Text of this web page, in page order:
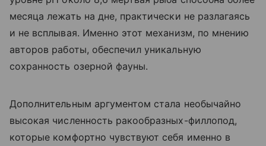
месяца лежать на дне, практически не разлагаясь
и не всплывая. Именно этот механизм, по мнению
авторов работы, обеспечил уникальную
сохранность озерной фауны.
Дополнительным аргументом стала необычайно
высокая численность ракообразных-филлопод,
которые комфортно чувствуют себя именно в